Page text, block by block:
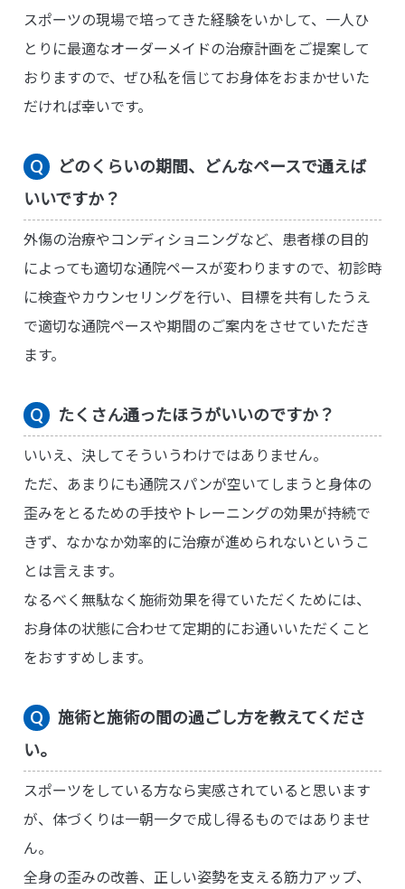
スポーツの現場で培ってきた経験をいかして、一人ひ
とりに最適なオーダーメイドの治療計画をご提案して
おりますので、ぜひ私を信じてお身体をおまかせいた
だければ幸いです。
どのくらいの期間、どんなペースで通えば
いいですか？
外傷の治療やコンディショニングなど、患者様の目的
によっても適切な通院ペースが変わりますので、初診時
に検査やカウンセリングを行い、目標を共有したうえ
で適切な通院ペースや期間のご案内をさせていただき
ます。
たくさん通ったほうがいいのですか？
いいえ、決してそういうわけではありません。
ただ、あまりにも通院スパンが空いてしまうと身体の
歪みをとるための手技やトレーニングの効果が持続で
きず、なかなか効率的に治療が進められないというこ
とは言えます。
なるべく無駄なく施術効果を得ていただくためには、
お身体の状態に合わせて定期的にお通いいただくこと
をおすすめします。
施術と施術の間の過ごし方を教えてくださ
い。
スポーツをしている方なら実感されていると思います
が、体づくりは一朝一夕で成し得るものではありませ
ん。
全身の歪みの改善、正しい姿勢を支える筋力アップ、